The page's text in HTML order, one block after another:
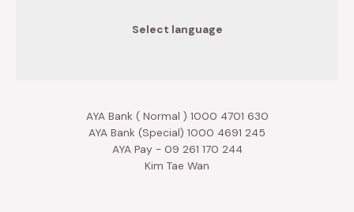
Select language
AYA Bank ( Normal ) 1000 4701 630
AYA Bank (Special) 1000 4691 245
AYA Pay - 09 261 170 244
Kim Tae Wan